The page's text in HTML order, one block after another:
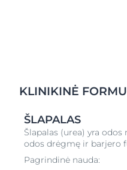
KLINIKINĖ
ŠLAPALAS
Šlapalas (urea) yra
odos drėgmę ir barjero
Pagrindinė nauda: